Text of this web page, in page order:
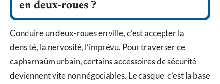
en deux-roues ?
Conduire un deux-roues en ville, c’est accepter la
densité, la nervosité, l’imprévu. Pour traverser ce
capharnaüm urbain, certains accessoires de sécurité
deviennent vite non négociables. Le casque, c’est la base